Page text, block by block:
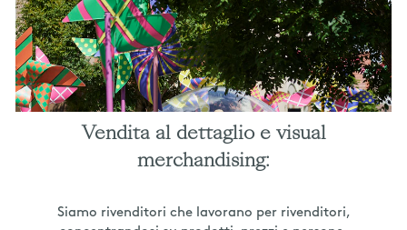
Vendita al dettaglio e visual
merchandising:
Siamo rivenditori che lavorano per rivenditori,